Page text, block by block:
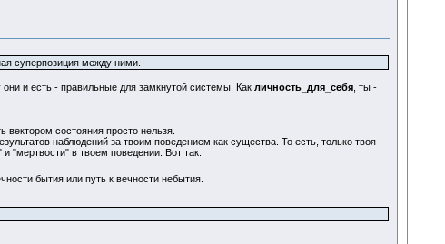
суперпозиция между ними.
и есть - правильные для замкнутой системы. Как личность_для_себя, ты -
состояния просто нельзя.
наблюдений за твоим поведением как существа. То есть, только твоя
"мертвости" в твоем поведении. Вот так.
бытия или путь к вечности небытия.